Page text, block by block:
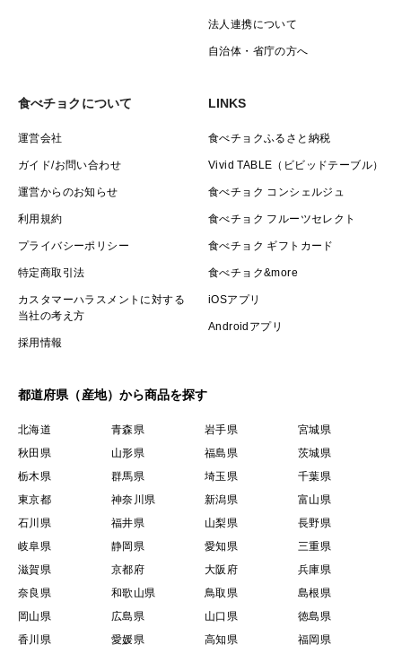
法人連携について
自治体・省庁の方へ
食べチョクについて
運営会社
ガイド/お問い合わせ
運営からのお知らせ
利用規約
プライバシーポリシー
特定商取引法
カスタマーハラスメントに対する
当社の考え方
採用情報
LINKS
食べチョクふるさと納税
Vivid TABLE（ビビッドテーブル）
食べチョク コンシェルジュ
食べチョク フルーツセレクト
食べチョク ギフトカード
食べチョク&more
iOSアプリ
Androidアプリ
都道府県（産地）から商品を探す
北海道 青森県 岩手県
宮城県
秋田県
山形県 福島県
茨城県
栃木県
群馬県 埼玉県
千葉県
東京都
神奈川県 新潟県
富山県
石川県
福井県 山梨県
長野県
岐阜県
静岡県 愛知県
三重県
滋賀県
京都府 大阪府
兵庫県
奈良県
和歌山県 鳥取県
島根県
岡山県
広島県 山口県
徳島県
香川県
愛媛県 高知県 福岡県